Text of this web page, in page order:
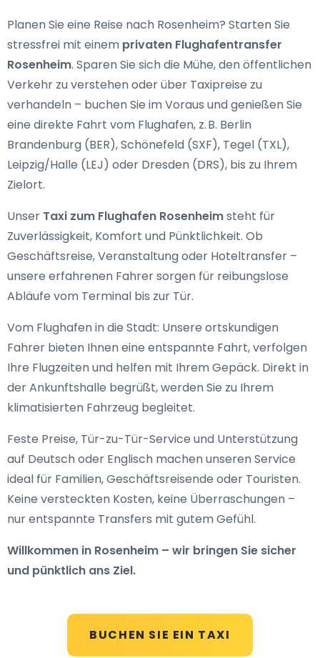
BUCHEN SIE EIN TAXI
Planen Sie eine Reise nach Rosenheim? Starten Sie
stressfrei mit einem privaten Flughafentransfer
Rosenheim. Sparen Sie sich die Mühe, den öffentlichen
Verkehr zu verstehen oder über Taxipreise zu
verhandeln – buchen Sie im Voraus und genießen Sie
eine direkte Fahrt vom Flughafen, z. B. Berlin
Brandenburg (BER), Schönefeld (SXF), Tegel (TXL),
Leipzig/Halle (LEJ) oder Dresden (DRS), bis zu Ihrem
Zielort.
Unser Taxi zum Flughafen Rosenheimsteht für
Zuverlässigkeit, Komfort und Pünktlichkeit. Ob
Geschäftsreise, Veranstaltung oder Hoteltransfer –
unsere erfahrenen Fahrer sorgen für reibungslose
Abläufe vom Terminal bis zur Tür.
Vom Flughafen in die Stadt: Unsere ortskundigen
Fahrer bieten Ihnen eine entspannte Fahrt, verfolgen
Ihre Flugzeiten und helfen mit Ihrem Gepäck. Direkt in
der Ankunftshalle begrüßt, werden Sie zu Ihrem
klimatisierten Fahrzeug begleitet.
Feste Preise, Tür-zu-Tür-Service und Unterstützung
auf Deutsch oder Englisch machen unseren Service
ideal für Familien, Geschäftsreisende oder Touristen.
Keine versteckten Kosten, keine Überraschungen –
nur entspannte Transfers mit gutem Gefühl.
Willkommen in Rosenheim – wir bringen Sie sicher
und pünktlich ans Ziel.